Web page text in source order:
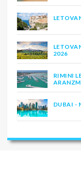
2026
RIMINI
DUBAI -